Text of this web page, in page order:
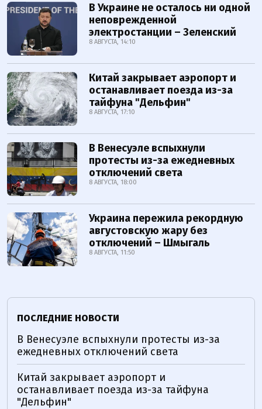
В Украине не осталось ни одной
неповрежденной
электростанции – Зеленский
8 АВГУСТА, 14:10
Китай закрывает аэропорт и
останавливает поезда из-за
тайфуна "Дельфин"
8 АВГУСТА, 17:10
В Венесуэле вспыхнули
протесты из-за ежедневных
отключений света
8 АВГУСТА, 18:00
Украина пережила рекордную
августовскую жару без
отключений – Шмыгаль
8 АВГУСТА, 11:50
ПОСЛЕДНИЕ НОВОСТИ
В Венесуэле вспыхнули протесты из-за
ежедневных отключений света
Китай закрывает аэропорт и
останавливает поезда из-за тайфуна
"Дельфин"